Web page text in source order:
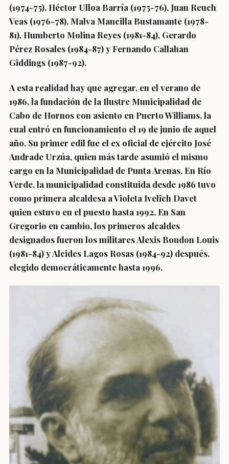
(1974-75), Héctor Ulloa Barría (1975-76), Juan Reuch
Veas (1976-78), Malva Mancilla Bustamante (1978-
81), Humberto Molina Reyes (1981-84), Gerardo
Pérez Rosales (1984-87) y Fernando Callahan
Giddings (1987-92).
A esta realidad hay que agregar, en el verano de
1986, la fundación de la Ilustre Municipalidad de
Cabo de Hornos con asiento en Puerto Williams, la
cual entró en funcionamiento el 19 de junio de aquel
año. Su primer edil fue el ex oficial de ejército José
Andrade Urzúa, quien más tarde asumió el mismo
cargo en la Municipalidad de Punta Arenas. En Río
Verde, la municipalidad constituida desde 1986 tuvo
como primera alcaldesa a Violeta Ivelich Davet
quien estuvo en el puesto hasta 1992. En San
Gregorio en cambio, los primeros alcaldes
designados fueron los militares Alexis Boudon Louis
(1981-84) y Alcides Lagos Rosas (1984-92) después,
elegido democráticamente hasta 1996.